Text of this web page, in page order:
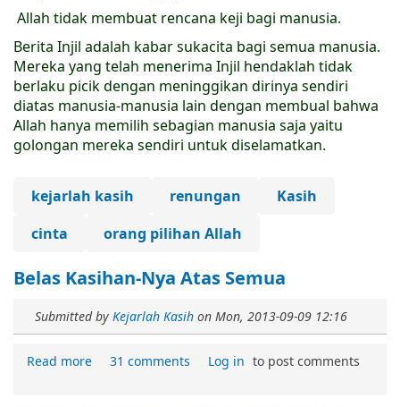
Allah tidak membuat rencana keji bagi manusia.
Berita Injil adalah kabar sukacita bagi semua manusia.
Mereka yang telah menerima Injil hendaklah tidak
berlaku picik dengan meninggikan dirinya sendiri
diatas manusia-manusia lain dengan membual bahwa
Allah hanya memilih sebagian manusia saja yaitu
golongan mereka sendiri untuk diselamatkan.
kejarlah kasih renungan
Kasih
cinta
orang pilihan Allah
Belas Kasihan-Nya Atas Semua
Submitted by Kejarlah Kasih on Mon, 2013-09-09 12:16
Read more 31 comments Log in to post comments